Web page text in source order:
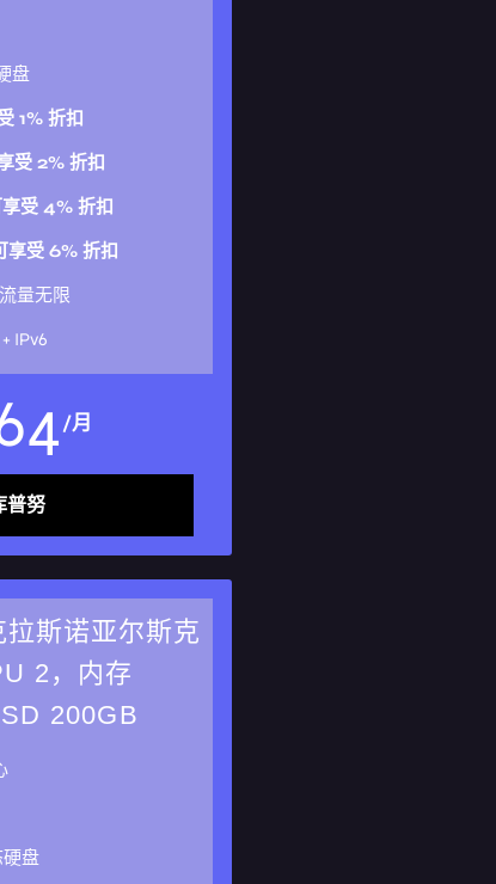
盘
1% 折扣
受 2% 折扣
受 4% 折扣
享受 6% 折扣
量无限
IPv6
/月
普努
斯诺亚尔斯克
2，内存
200GB
硬盘